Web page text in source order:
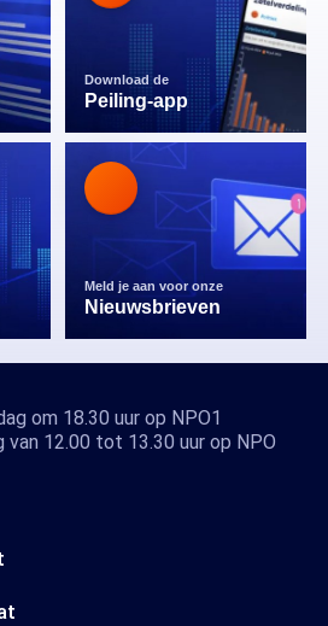
Download de
Peiling-app
Meld je aan voor onze
Nieuwsbrieven
om 18.30 uur op NPO1
van 12.00 tot 13.30 uur op NPO